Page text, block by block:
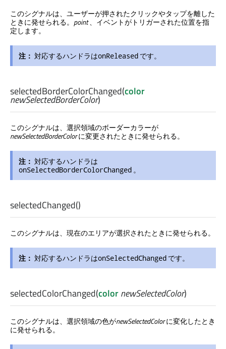
このシグナルは、ユーザーが押されたクリックやタップを離した
ときに発せられる。 point、イベントがトリガーされた位置を指
定します。
注： 対応するハンドラはonReleased です。
selectedBorderColorChanged(color
newSelectedBorderColor)
このシグナルは、選択領域のボーダーカラーが
newSelectedBorderColorに変更されたときに発せられる。
注： 対応するハンドラは
onSelectedBorderColorChanged 。
selectedChanged()
このシグナルは、現在のエリアが選択されたときに発せられる。
注： 対応するハンドラはonSelectedChanged です。
selectedColorChanged(colornewSelectedColor)
このシグナルは、選択領域の色がnewSelectedColorに変化したとき
に発せられる。